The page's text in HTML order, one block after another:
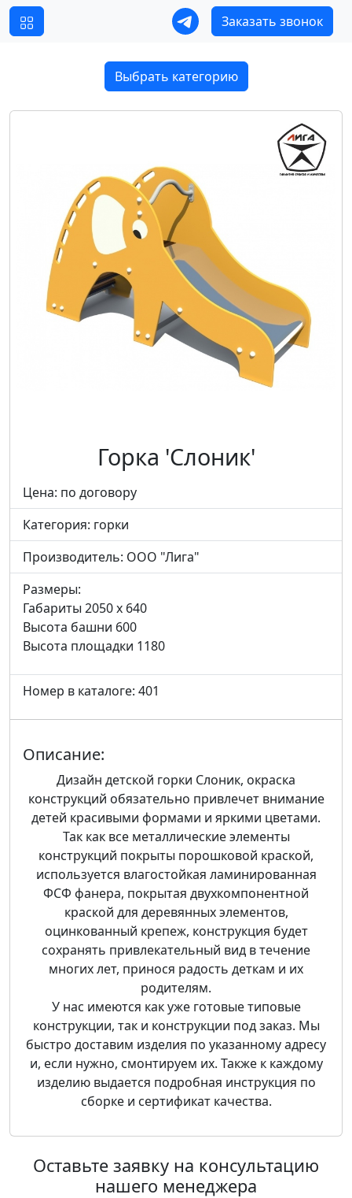
Заказать звонок
Выбрать категорию
Горка 'Слоник'
Цена: по договору
Категория: горки
Производитель: ООО "Лига"
Размеры:
Габариты 2050 x 640
Высота башни 600
Высота площадки 1180
Номер в каталоге: 401
Описание:
Дизайн детской горки Слоник, окраска
конструкций обязательно привлечет внимание
детей красивыми формами и яркими цветами.
Так как все металлические элементы
конструкций покрыты порошковой краской,
используется влагостойкая ламинированная
ФСФ фанера, покрытая двухкомпонентной
краской для деревянных элементов,
оцинкованный крепеж, конструкция будет
сохранять привлекательный вид в течение
многих лет, принося радость деткам и их
родителям.
У нас имеются как уже готовые типовые
конструкции, так и конструкции под заказ. Мы
быстро доставим изделия по указанному адресу
и, если нужно, смонтируем их. Также к каждому
изделию выдается подробная инструкция по
сборке и сертификат качества.
Оставьте заявку на консультацию
нашего менеджера